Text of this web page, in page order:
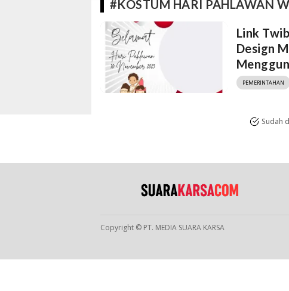
#KOSTUM HARI PAHLAWAN
Link
Design
PEMERINTAHAN
Sudah
Copyright © PT. MEDIA SUARA KARSA